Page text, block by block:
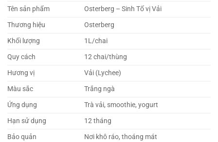
Tên sản phẩm
Osterberg – Sinh Tố vị Vải
Thương hiệu
Osterberg
Khối lượng
1L/chai
Quy cách
12 chai/thùng
Hương vị
Vải (Lychee)
Màu sắc
Trắng ngà
Ứng dụng
Trà vải, smoothie, yogurt
Hạn sử dụng
12 tháng
Bảo quản
Nơi khô ráo, thoáng mát